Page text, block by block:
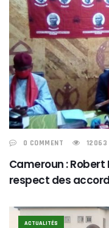
0 COMMENT 12063
Cameroun :
respect des
ACTUALITÉS